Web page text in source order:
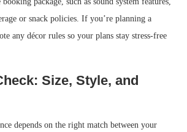
or snack policies. If you’re planning a
any décor rules so your plans stay stress-free
Size, Style, and
depends on the right match between your